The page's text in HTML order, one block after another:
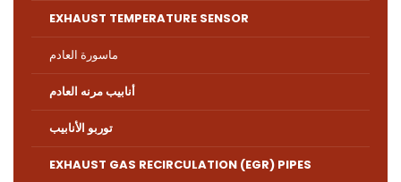
EXHAUST TEMPERATURE SENSOR
ماسورة العادم
أنابيب مرنه العادم
توربو الأنابيب
EXHAUST GAS RECIRCULATION (EGR) PIPES